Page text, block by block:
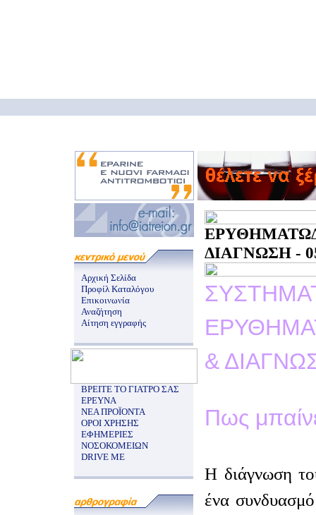
Αρχική Σελίδα
Προφίλ Καταλόγου
Επικοινωνία
Αναζήτηση
Αίτηση εγγραφής
ΒΡΕΙΤΕ ΤΟ ΓΙΑΤΡΟ ΣΑΣ
ΕΡΕΥΝΑ
ΝΕΑ ΠΡΟΪΟΝΤΑ
ΟΡΟΙ ΧΡΗΣΗΣ
ΕΦΗΜΕΡΙΕΣ
ΝΟΣΟΚΟΜΕΙΩΝ
DRIVE ME
ΔΙΑΓΝΩΣΗ -
&
Πως
Η διάγνωση
ένα